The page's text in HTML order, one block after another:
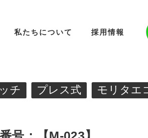
私たちについて 採用情報
チ プレス式
モリタエ